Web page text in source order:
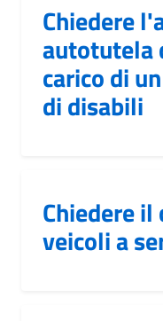
Chiedere
autotutela
carico di
di disabili
Chiedere
veicoli a